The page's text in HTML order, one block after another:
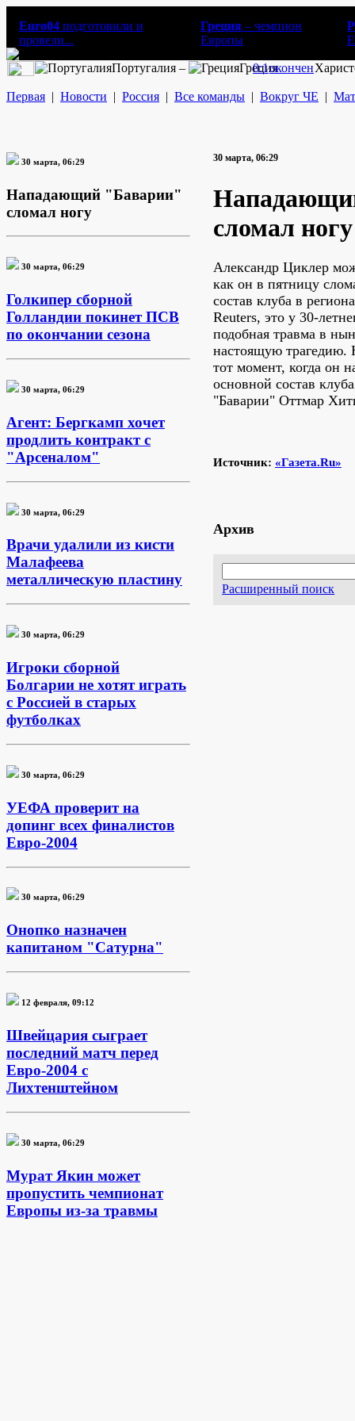
Euro04 подготовили и
провели...
Греция – чемпион
Европы
Португалия – Греция
0:1окончен
Первая | Новости | Россия | Все команды | Вокруг ЧЕ |
30 марта, 06:29
Нападающий "Баварии"
сломал ногу
30 марта, 06:29
Голкипер сборной
Голландии покинет ПСВ
по окончании сезона
30 марта, 06:29
Агент: Бергкамп хочет
продлить контракт с
"Арсеналом"
30 марта, 06:29
Врачи удалили из кисти
Малафеева
металлическую пластину
30 марта, 06:29
Игроки сборной
Болгарии не хотят играть
с Россией в старых
футболках
30 марта, 06:29
УЕФА проверит на
допинг всех финалистов
Евро-2004
30 марта, 06:29
Онопко назначен
капитаном "Сатурна"
12 февраля, 09:12
Швейцария сыграет
последний матч перед
Евро-2004 с
Лихтенштейном
30 марта, 06:29
Мурат Якин может
пропустить чемпионат
Европы из-за травмы
30 марта, 06:29
сломал ногу
Александр Циклер
как он в пятницу
состав клуба в
Reuters, это у 30-
подобная травма в
настоящую трагедию.
тот момент, когда он
основной состав
"Баварии" Оттмар
Источник: «Газета.Ru»
Архив
Расширенный поиск